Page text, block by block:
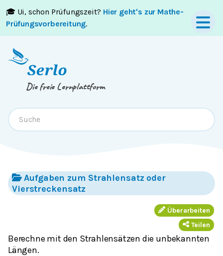
🎓 Ui, schon Prüfungszeit? Hier geht's zur Mathe-
Prüfungsvorbereitung.
Springe zumInhaltoderFooter
Die freie Lernplattform
Aufgaben zum Strahlensatz oder
Vierstreckensatz
Überarbeiten
Teilen
Berechne mit den Strahlensätzen die unbekannten
Längen.